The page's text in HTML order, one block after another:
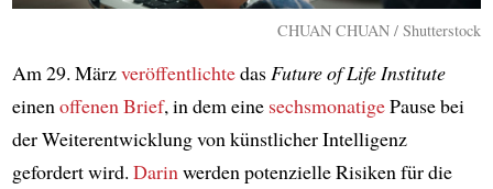
CHUAN CHUAN / Shutterstock
Am 29. Märzveröffentlichtedas Future of Life Institute
einen offenen Brief, in dem eine sechsmonatigePause bei
der Weiterentwicklung von künstlicher Intelligenz
gefordert wird. Darin werden potenzielle Risiken für die